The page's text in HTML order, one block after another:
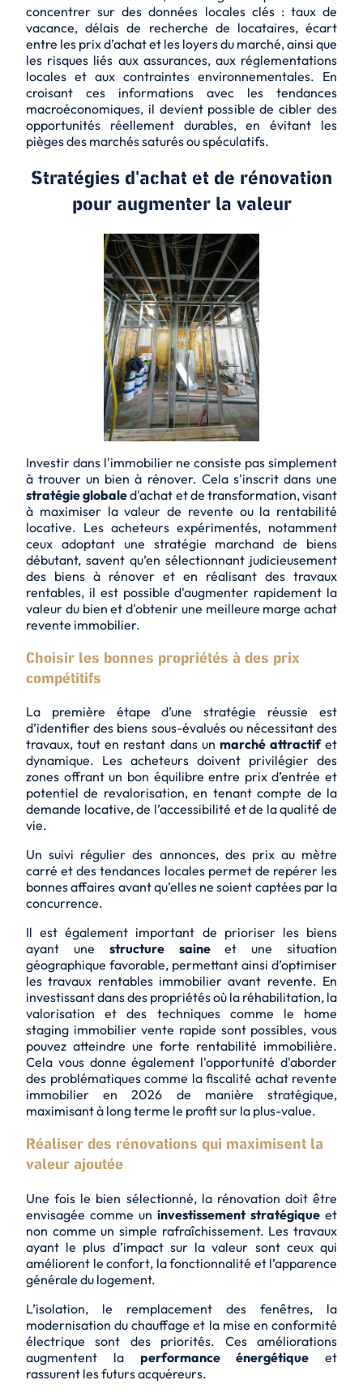
concentrer sur des données locales clés : taux de
vacance, délais de recherche de locataires, écart
entre les prix d’achat et les loyers du marché, ainsi que
les risques liés aux assurances, aux réglementations
locales et aux contraintes environnementales. En
croisant ces informations avec les tendances
macroéconomiques, il devient possible de cibler des
opportunités réellement durables, en évitant les
pièges des marchés saturés ou spéculatifs.
Stratégies d'achat et de rénovation
pour augmenter la valeur
Investir dans l'immobilier ne consiste pas simplement
à trouver un bien à rénover. Cela s'inscrit dans une
stratégie globaled'achat et de transformation, visant
à maximiser la valeur de revente ou la rentabilité
locative. Les acheteurs expérimentés, notamment
ceux adoptant une stratégie marchand de biens
débutant, savent qu’en sélectionnant judicieusement
des biens à rénover et en réalisant des travaux
rentables, il est possible d'augmenter rapidement la
valeur du bien et d'obtenir une meilleure marge achat
revente immobilier.
Choisir les bonnes propriétés à des prix
compétitifs
La première étape d’une stratégie réussie est
d’identifier des biens sous-évalués ou nécessitant des
travaux, tout en restant dans un marché attractifet
dynamique. Les acheteurs doivent privilégier des
zones offrant un bon équilibre entre prix d’entrée et
potentiel de revalorisation, en tenant compte de la
demande locative, de l’accessibilité et de la qualité de
vie.
Un suivi régulier des annonces, des prix au mètre
carré et destendances localespermet de repérer les
bonnes affaires avant qu’elles ne soient captées par la
concurrence.
Il est également important de prioriser les biens
ayant une structure saineet une situation
géographique favorable, permettant ainsi d’optimiser
les travaux rentables immobilier avant revente. En
investissant dans des propriétés où la réhabilitation, la
valorisation et des techniques comme le home
staging immobilier vente rapide sont possibles, vous
pouvez atteindre une forte rentabilité immobilière.
Cela vous donne également l'opportunité d'aborder
des problématiques comme la fiscalité achat revente
immobilier en 2026 de manière stratégique,
maximisant à long terme le profit sur la plus-value.
Réaliser des rénovations qui maximisent la
valeur ajoutée
Une fois le bien sélectionné, la rénovation doit être
envisagée comme un investissement stratégique et
non comme un simple rafraîchissement. Les travaux
ayant le plus d’impact sur la valeur sont ceux qui
améliorent le confort, la fonctionnalité et l’apparence
générale du logement.
L’isolation, le remplacement des fenêtres, la
modernisation du chauffage et la mise en conformité
électrique sont des priorités. Ces améliorations
augmentent la performance énergétique et
rassurent les futurs acquéreurs.